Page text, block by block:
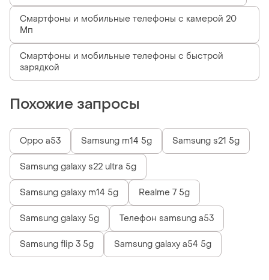
Смартфоны и мобильные телефоны с камерой 20
Мп
Смартфоны и мобильные телефоны с быстрой
зарядкой
Похожие запросы
Oppo a53 Samsung m14 5g Samsung s21 5g
Samsung galaxy s22 ultra 5g
Samsung galaxy m14 5g Realme 7 5g
Samsung galaxy 5g Телефон samsung a53
Samsung flip 3 5g Samsung galaxy a54 5g